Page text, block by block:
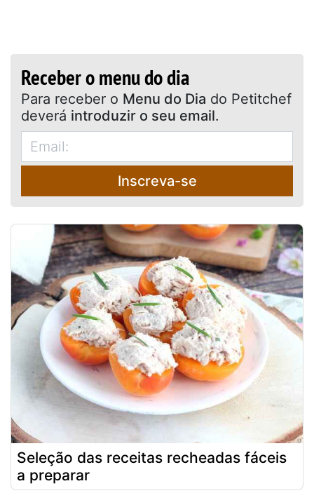
Receber o menu do dia
Para receber o Menu do Dia do Petitchef
deverá introduzir o seu email.
Inscreva-se
Seleção das receitas recheadas fáceis
a preparar